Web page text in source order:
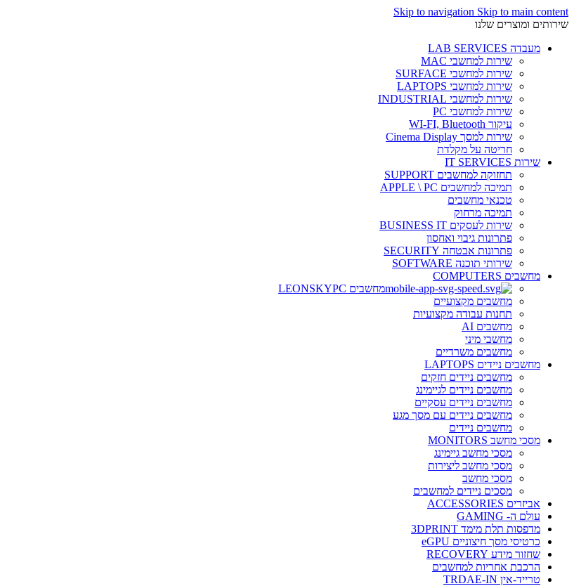
Skip to navigation Skip to main content
שירותים ומוצרים שלנו
מעבדה LAB SERVICES
שירות למחשבי MAC
שירות למחשבי SURFACE
שירות למחשבי LAPTOPS
שירות למחשבי INDUSTRIAL
שירות למחשבי PC
עיקור WI-FI, Bluetooth
שירות למסך Cinema Display
חריטה על מקלדת
שירות IT SERVICES
תחזוקה למחשבים SUPPORT
תמיכה למחשבים APPLE \ PC
טכנאי מחשבים
תמיכה מרחוק
שירות לעסקים BUSINESS IT
פתרונות גיבוי ואחסון
פתרונות אבטחה SECURITY
שירותי תוכנה SOFTWARE
מחשבים COMPUTERS
מחשבים LEONSKYPC
מחשבים מקצועיים
תחנות עבודה מקצועיות
מחשבים AI
מחשבי מיני
מחשבים משרדיים
מחשבים ניידים LAPTOPS
מחשבים ניידים חזקים
מחשבים ניידים לגיימינג
מחשבים ניידים עסקיים
מחשבים ניידים עם מסך מגע
מחשבים ניידים
מסכי מחשב MONITORS
מסכי מחשב גיימינג
מסכי מחשב ליצירות
מסכי מחשב
מסכים ניידים למחשבים
אביזרים ACCESSORIES
עולם ה- GAMING
מדפסות תלת מימד 3DPRINT
כרטיסי מסך חיצוניים eGPU
שחזור מידע RECOVERY
הרכבת אחריות למחשבים
טרייד-אין TRDAE-IN